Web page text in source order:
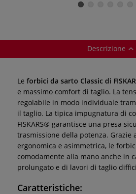
Descrizione
Le forbici da sarto Classic di
e massimo comfort di taglio. La
regolabile in modo individuale
il taglio. La tipica impugnatura di
FISKARS® garantisce una presa
trasmissione della potenza. Grazie
ergonomica e asimmetrica, le
comodamente alla mano anche in
prolungato e di lavori di taglio
Caratteristiche: